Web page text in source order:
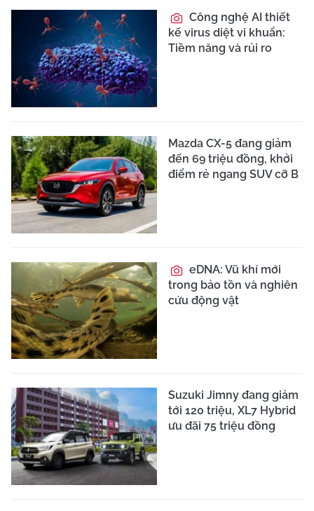
Công nghệ AI thiết
kế virus diệt vi khuẩn:
Tiềm năng và rủi ro
Mazda CX-5 đang giảm
đến 69 triệu đồng, khởi
điểm rẻ ngang SUV cỡ B
eDNA: Vũ khí mới
trong bảo tồn và nghiên
cứu động vật
Suzuki Jimny đang giảm
tới 120 triệu, XL7 Hybrid
ưu đãi 75 triệu đồng